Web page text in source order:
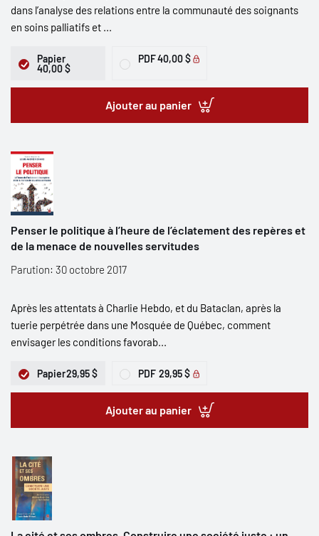
dans l’analyse des relations entre la communauté des soignants
en soins palliatifs et ...
Papier
40,00 $
PDF40,00 $
Ajouter au panier
Penser le politique à l’heure de l’éclatement des repères et
de la menace de nouvelles servitudes
Parution: 30 octobre 2017
Après les attentats à Charlie Hebdo, et du Bataclan, après la
tuerie perpétrée dans une Mosquée de Québec, comment
envisager les conditions favorab...
Papier29,95 $ PDF 29,95 $
Ajouter au panier